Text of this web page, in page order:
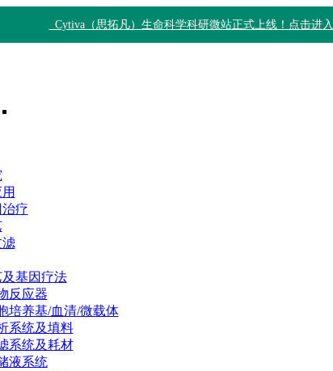
Cytiva（思拓凡）生命科学科研微站正式上线！点击进入
疗
滤
基因疗法
反应器
培养基/血清/微载体
系统及填料
系统及耗材
液系统